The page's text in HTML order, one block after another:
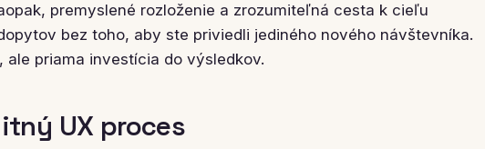
premyslené rozloženie a zrozumiteľná cesta k cieľu
bez toho, aby ste priviedli jediného nového návštevníka.
priama investícia do výsledkov.
UX proces